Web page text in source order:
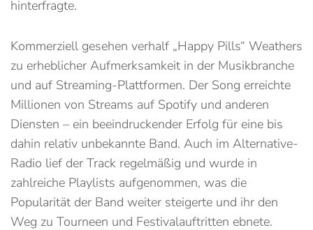
hinterfragte.
Kommerziell gesehen verhalf „Happy Pills“ Weathers
zu erheblicher Aufmerksamkeit in der Musikbranche
und auf Streaming-Plattformen. Der Song erreichte
Millionen von Streams auf Spotify und anderen
Diensten – ein beeindruckender Erfolg für eine bis
dahin relativ unbekannte Band. Auch im Alternative-
Radio lief der Track regelmäßig und wurde in
zahlreiche Playlists aufgenommen, was die
Popularität der Band weiter steigerte und ihr den
Weg zu Tourneen und Festivalauftritten ebnete.